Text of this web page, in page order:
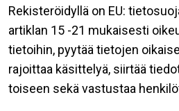
Rekisteröidyllä on EU:
artiklan 15 -21 mukaisesti
tietoihin, pyytää tietojen
rajoittaa käsittelyä, siirtää
toiseen sekä vastustaa